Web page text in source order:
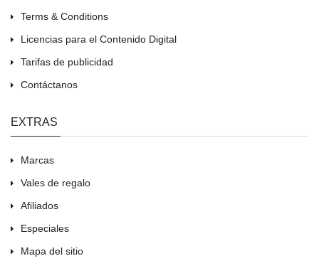
Terms & Conditions
Licencias para el Contenido Digital
Tarifas de publicidad
Contáctanos
EXTRAS
Marcas
Vales de regalo
Afiliados
Especiales
Mapa del sitio